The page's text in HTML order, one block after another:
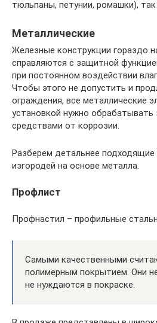
тюльпаны, петунии, ромашки), так
Металлические
Железные конструкции гораздо
справляются с защитной
при постоянном воздействии
Чтобы этого не допустить и
ограждения, все металлические
установкой нужно
средствами от коррозии.
Разберем детальнее
изгородей на основе металла.
Профлист
Профнастил – профильные
Самыми качественными
полимерным покрытием. Они
не нуждаются в покраске.